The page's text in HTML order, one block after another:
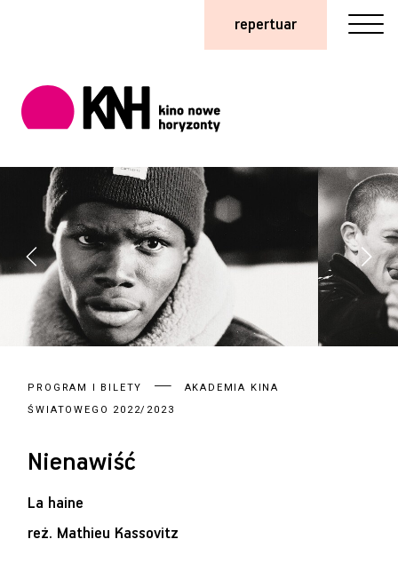
repertuar
PROGRAM I BILETY
AKADEMIA KINA
ŚWIATOWEGO 2022/2023
Nienawiść
La haine
reż. Mathieu Kassovitz